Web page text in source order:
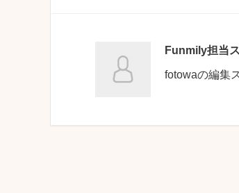
Funmily担当
fotowaの編集